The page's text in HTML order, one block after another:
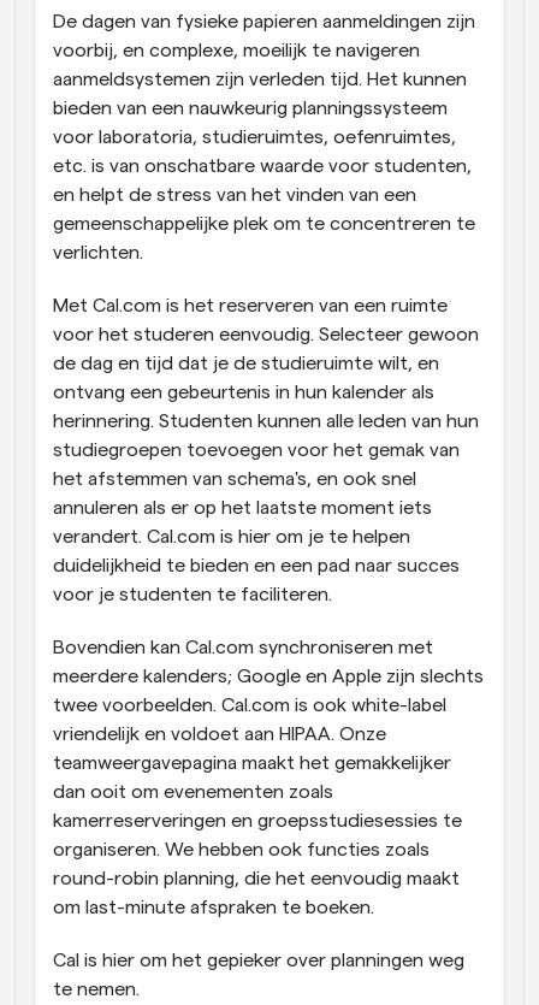
De dagen van fysieke papieren aanmeldingen zijn
voorbij, en complexe, moeilijk te navigeren
aanmeldsystemen zijn verleden tijd. Het kunnen
bieden van een nauwkeurig planningssysteem
voor laboratoria, studieruimtes, oefenruimtes,
etc. is van onschatbare waarde voor studenten,
en helpt de stress van het vinden van een
gemeenschappelijke plek om te concentreren te
verlichten.
Met Cal.com is het reserveren van een ruimte
voor het studeren eenvoudig. Selecteer gewoon
de dag en tijd dat je de studieruimte wilt, en
ontvang een gebeurtenis in hun kalender als
herinnering. Studenten kunnen alle leden van hun
studiegroepen toevoegen voor het gemak van
het afstemmen van schema's, en ook snel
annuleren als er op het laatste moment iets
verandert. Cal.com is hier om je te helpen
duidelijkheid te bieden en een pad naar succes
voor je studenten te faciliteren.
Bovendien kan Cal.com synchroniseren met
meerdere kalenders; Google en Apple zijn slechts
twee voorbeelden. Cal.com is ook white-label
vriendelijk en voldoet aan HIPAA. Onze
teamweergavepagina maakt het gemakkelijker
dan ooit om evenementen zoals
kamerreserveringen en groepsstudiesessies te
organiseren. We hebben ook functies zoals
round-robin planning, die het eenvoudig maakt
om last-minute afspraken te boeken.
Cal is hier om het gepieker over planningen weg
te nemen.